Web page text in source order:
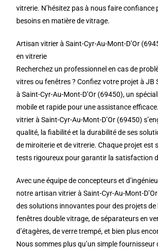
vitrerie. N’hésitez pas à nous faire confiance
besoins en matière de vitrage.
Artisan vitrier à Saint-Cyr-Au-Mont-D’Or
en vitrerie
Recherchez un professionnel en cas de
vitres ou fenêtres ? Confiez votre projet à JB
à Saint-Cyr-Au-Mont-D’Or (69450), un
mobile et rapide pour une assistance
vitrier à Saint-Cyr-Au-Mont-D’Or (69450)
qualité, la fiabilité et la durabilité de ses
de miroiterie et de vitrerie. Chaque projet est
tests rigoureux pour garantir la satisfaction
Avec une équipe de concepteurs et
notre artisan vitrier à Saint-Cyr-Au-Mont-
des solutions innovantes pour des projets de
fenêtres double vitrage, de séparateurs en
d’étagères, de verre trempé, et bien plus
Nous sommes plus qu’un simple fournisseur